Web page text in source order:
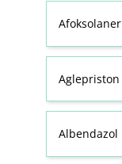
Afoksolaner
Aglepriston
Albendazol